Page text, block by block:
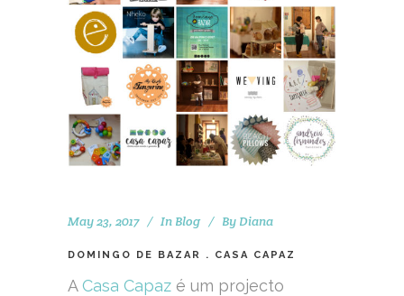
May 23, 2017 In Blog By Diana
DOMINGO DE BAZAR . CASA CAPAZ
ACasa Capaz é um projecto